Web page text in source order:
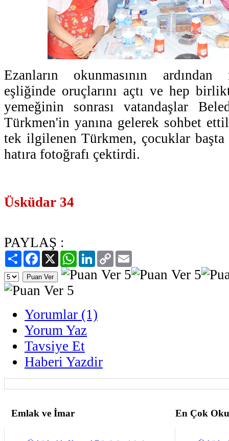
Ezanların okunmasının
eşliğinde oruçlarını açtı ve hep
yemeğinin sonrası vatandaşlar
Türkmen'in yanına gelerek sohbet
tek ilgilenen Türkmen, çocuklar
hatıra fotoğrafı çektirdi.
Üsküdar 34
PAYLAŞ :
PaylaşFacebook
X WhatsAppLinkedIn
Copy
Link
Yorumlar (1)
Yorum Yaz
Tavsiye Et
Haberi Yazdir
Emlak ve İmar En Çok